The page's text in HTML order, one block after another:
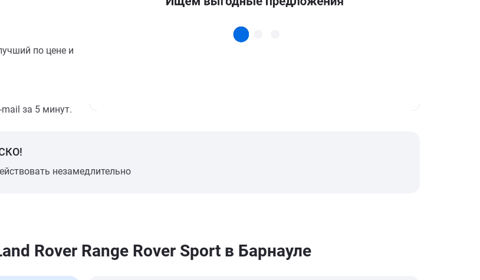
по цене и
за 5 минут.
незамедлительно
Rover Range Rover Sport в Барнауле